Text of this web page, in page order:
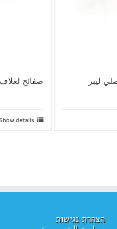
صفائح
details
הצהרת נגישות